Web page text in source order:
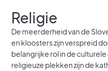
Religie
De meerderheid van de
en kloosters zijn verspreid
belangrijke rol in de
religieuze plekken zijn de